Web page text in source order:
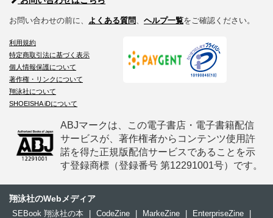
お問い合わせの前に、 よくある質問、 ヘルプ一覧をご確認ください。
利用規約
特定商取引法に基づく表示
個人情報保護について
著作権・リンクについて
翔泳社について
SHOEISHA iDについて
ABJマークは、この電子書店・電子書籍配信
サービスが、著作権者からコンテンツ使用許
諾を得た正規版配信サービスであることを示
す登録商標（登録番号 第12291001号）です。
翔泳社のWebメディア
SEBook 翔泳社の本 CodeZine MarkeZine EnterpriseZine